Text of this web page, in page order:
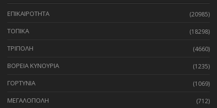
ΕΠΙΚΑΙΡΟΤΗΤΑ (20985)
ΤΟΠΙΚΑ (18298)
ΤΡΙΠΟΛΗ (4660)
ΒΟΡΕΙΑ ΚΥΝΟΥΡΙΑ (1235)
ΓΟΡΤΥΝΙΑ (1069)
ΜΕΓΑΛΟΠΟΛΗ (712)